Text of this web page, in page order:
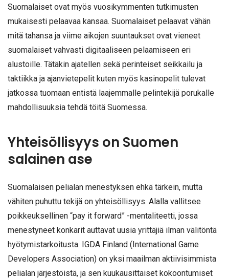
Suomalaiset ovat myös vuosikymmenten tutkimusten
mukaisesti pelaavaa kansaa. Suomalaiset pelaavat vähän
mitä tahansa ja viime aikojen suuntaukset ovat vieneet
suomalaiset vahvasti digitaaliseen pelaamiseen eri
alustoille. Tätäkin ajatellen sekä perinteiset seikkailu ja
taktiikka ja ajanvietepelit kuten myös kasinopelit tulevat
jatkossa tuomaan entistä laajemmalle pelintekijä porukalle
mahdollisuuksia tehdä töitä Suomessa.
Yhteisöllisyys on Suomen
salainen ase
Suomalaisen pelialan menestyksen ehkä tärkein, mutta
vähiten puhuttu tekijä on yhteisöllisyys. Alalla vallitsee
poikkeuksellinen “pay it forward” -mentaliteetti, jossa
menestyneet konkarit auttavat uusia yrittäjiä ilman välitöntä
hyötymistarkoitusta. IGDA Finland (International Game
Developers Association) on yksi maailman aktiivisimmista
pelialan järjestöistä, ja sen kuukausittaiset kokoontumiset